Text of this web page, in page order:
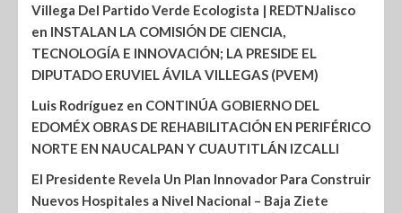
Villega Del Partido Verde Ecologista | REDTNJalisco
en INSTALAN LA COMISIÓN DE CIENCIA,
TECNOLOGÍA E INNOVACIÓN; LA PRESIDE EL
DIPUTADO ERUVIEL ÁVILA VILLEGAS (PVEM)
Luis Rodríguez en CONTINÚA GOBIERNO DEL
EDOMÉX OBRAS DE REHABILITACIÓN EN PERIFÉRICO
NORTE EN NAUCALPAN Y CUAUTITLÁN IZCALLI
El Presidente Revela Un Plan Innovador Para Construir
Nuevos Hospitales a Nivel Nacional – Baja Ziete